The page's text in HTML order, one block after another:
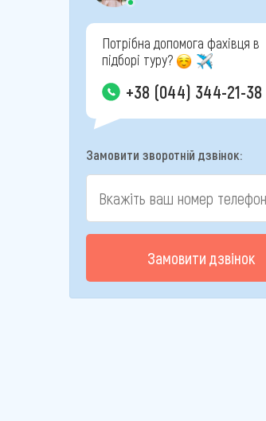
Потрібна допомога фахівця в
підборі туру?
+38 (044) 344-21-38
Замовити зворотній дзвінок:
Замовити дзвінок